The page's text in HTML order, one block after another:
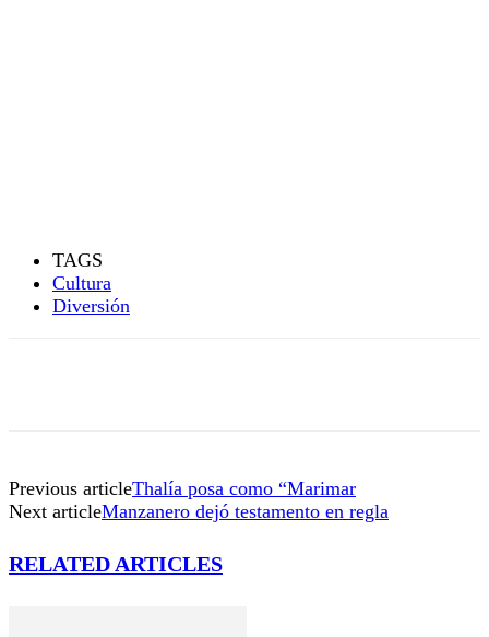
TAGS
Cultura
Diversión
Previous articleThalía posa como “Marimar
Next articleManzanero dejó testamento en regla
RELATED ARTICLES